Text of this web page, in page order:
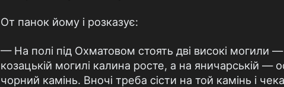
От панок йому і розказує:
— На полі під Охматовом стоять дві високі могили
козацькій могилі калина росте, а на яничарській —
чорний камінь. Вночі треба сісти на той камінь і